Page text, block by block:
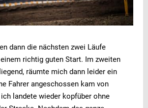
dann die nächsten zwei Läufe
richtig guten Start. Im zweiten
räumte mich dann leider ein
Fahrer angeschossen kam von
landete wieder kopfüber ohne